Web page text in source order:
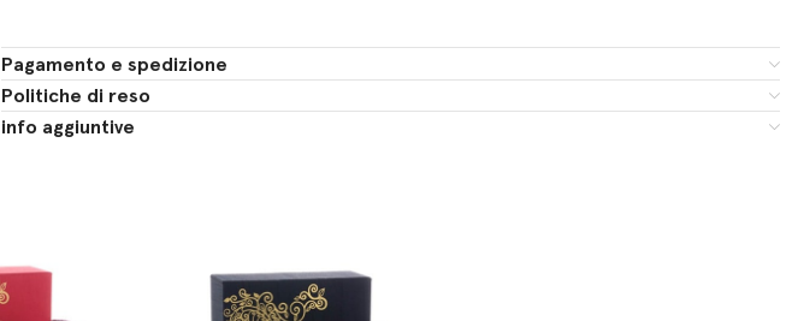
Pagamento e spedizione
Politiche di reso
info aggiuntive